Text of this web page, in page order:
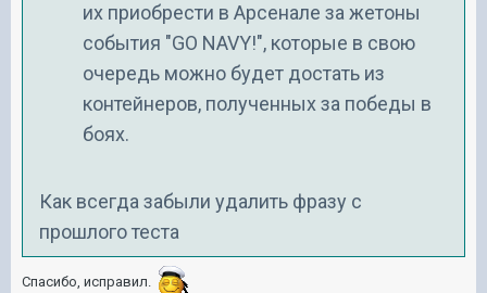
их приобрести в Арсенале за жетоны
события "GO NAVY!", которые в свою
очередь можно будет достать из
контейнеров, полученных за победы в
боях.
Как всегда забыли удалить фразу с
прошлого теста
Спасибо, исправил.